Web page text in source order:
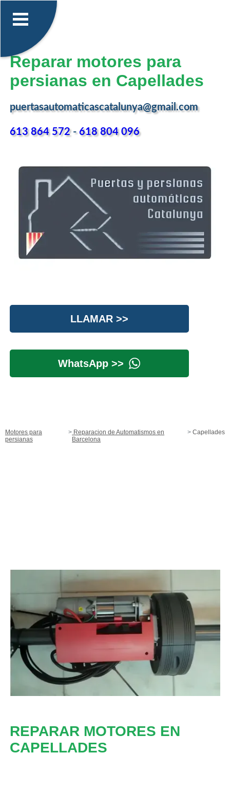
Reparar motores para
persianas en Capellades
puertasautomaticascatalunya@gmail.com
613 864 572-618 804 096
LLAMAR >>
WhatsApp >>
Motores para
persianas
Reparacion de Automatismos en
Barcelona
Capellades
REPARAR MOTORES EN
CAPELLADES